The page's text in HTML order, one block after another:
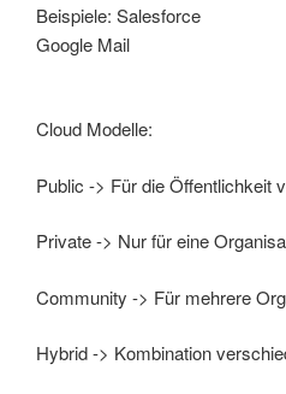
Beispiele: Salesforce
Google Mail
Cloud Modelle:
Public -> Für die Öffentlichkeit
Private -> Nur für eine
Community -> Für mehrere
Hybrid -> Kombination